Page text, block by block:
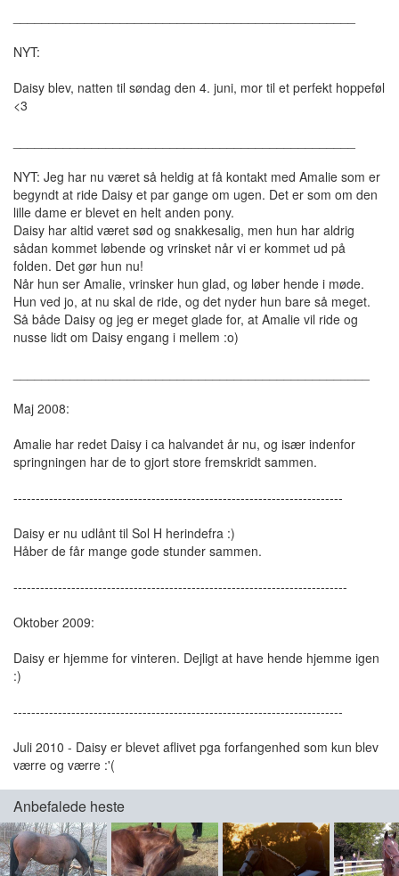
NYT:
Daisy blev, natten til søndag den 4. juni, mor til et perfekt hoppeføl
<3
NYT: Jeg har nu været så heldig at få kontakt med Amalie som er
begyndt at ride Daisy et par gange om ugen. Det er som om den
lille dame er blevet en helt anden pony.
Daisy har altid været sød og snakkesalig, men hun har aldrig
sådan kommet løbende og vrinsket når vi er kommet ud på
folden. Det gør hun nu!
Når hun ser Amalie, vrinsker hun glad, og løber hende i møde.
Hun ved jo, at nu skal de ride, og det nyder hun bare så meget.
Så både Daisy og jeg er meget glade for, at Amalie vil ride og
nusse lidt om Daisy engang i mellem :o)
Maj 2008:
Amalie har redet Daisy i ca halvandet år nu, og især indenfor
springningen har de to gjort store fremskridt sammen.
--------------------------------------------------------------------------
Daisy er nu udlånt til Sol H herindefra :)
Håber de får mange gode stunder sammen.
---------------------------------------------------------------------------
Oktober 2009:
Daisy er hjemme for vinteren. Dejligt at have hende hjemme igen
:)
--------------------------------------------------------------------------
Juli 2010 - Daisy er blevet aflivet pga forfangenhed som kun blev
værre og værre :'(
Anbefalede heste